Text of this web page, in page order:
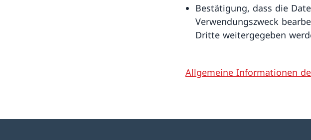
Bestätigung, dass die
Verwendungszweck
Dritte weitergegeben
Allgemeine Informationen